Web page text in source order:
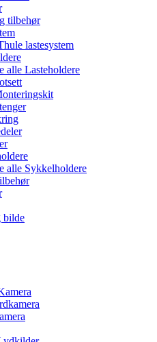
tilbehør
lastesystem
alle Lasteholdere
alle Sykkelholdere
bilde